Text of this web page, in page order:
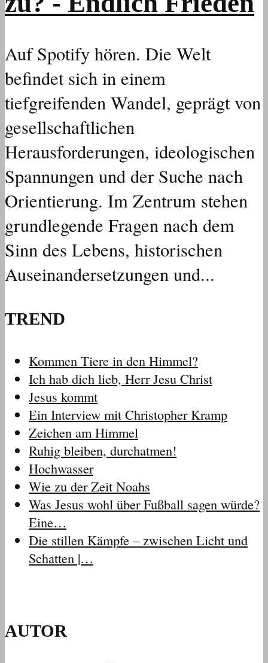
Auf Spotify hören. Die Welt
befindet sich in einem
tiefgreifenden Wandel, geprägt von
gesellschaftlichen
Herausforderungen, ideologischen
Spannungen und der Suche nach
Orientierung. Im Zentrum stehen
grundlegende Fragen nach dem
Sinn des Lebens, historischen
Auseinandersetzungen und...
TREND
Kommen Tiere in den Himmel?
Ich hab dich lieb, Herr Jesu Christ
Jesus kommt
Ein Interview mit Christopher Kramp
Zeichen am Himmel
Ruhig bleiben, durchatmen!
Hochwasser
Wie zu der Zeit Noahs
Was Jesus wohl über Fußball sagen würde?
Eine…
Die stillen Kämpfe – zwischen Licht und
Schatten |…
AUTOR